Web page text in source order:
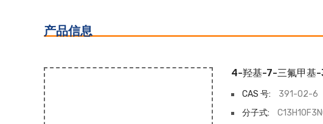
产品信息
4-羟基-7-三氟甲基-
CAS 号: 391-02-6
分子式: